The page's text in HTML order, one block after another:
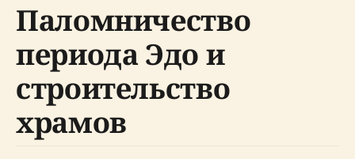
Паломничество
периода Эдо и
строительство
храмов